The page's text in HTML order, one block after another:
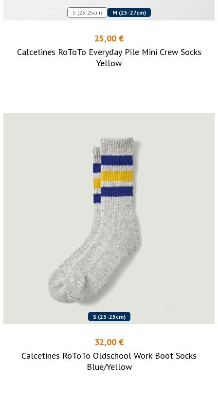
S (23-25cm) M (25-27cm)
25,00 €
Calcetines RoToTo Everyday Pile Mini Crew Socks
Yellow
S (23-25cm)
32,00 €
Calcetines RoToTo Oldschool Work Boot Socks
Blue/Yellow